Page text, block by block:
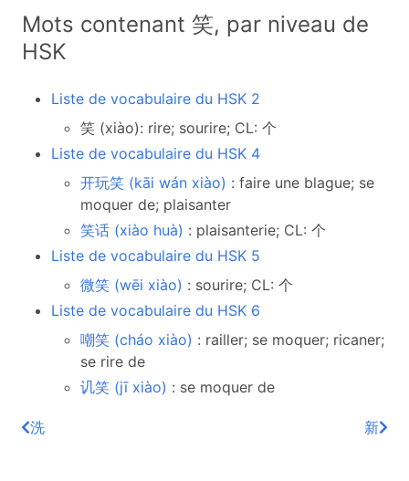
Mots contenant 笑, par niveau de
HSK
Liste de vocabulaire du HSK 2
笑 (xiào): rire; sourire; CL: 个
Liste de vocabulaire du HSK 4
开玩笑 (kāi wán xiào) : faire une blague; se
moquer de; plaisanter
笑话 (xiào huà) : plaisanterie; CL: 个
Liste de vocabulaire du HSK 5
微笑 (wēi xiào) : sourire; CL: 个
Liste de vocabulaire du HSK 6
嘲笑 (cháo xiào) : railler; se moquer; ricaner;
se rire de
讥笑 (jī xiào) : se moquer de
洗 新